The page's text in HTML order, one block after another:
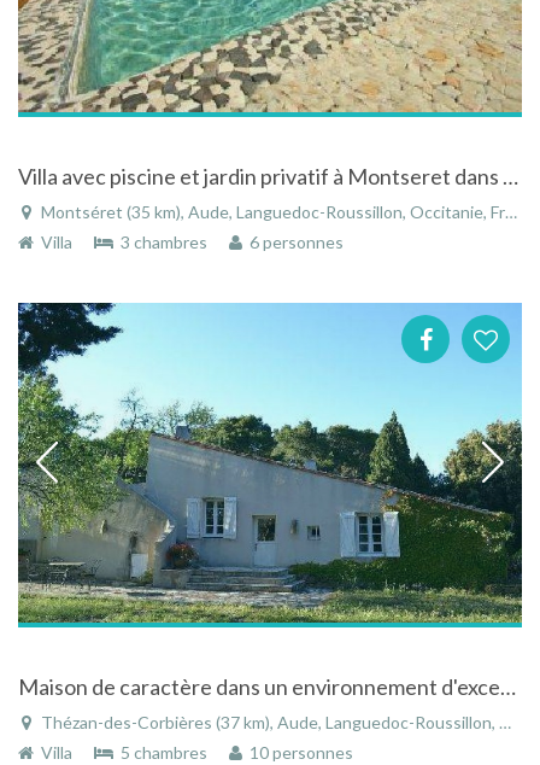
Villa avec piscine et jardin privatif à Montseret dans l'Aude/Languedoc-Roussillon
Montséret (35 km), Aude, Languedoc-Roussillon, Occitanie, France
Villa
3 chambres 6 personnes
Maison de caractère dans un environnement d'exception à Thézan-des-Corbières
Thézan-des-Corbières (37 km), Aude, Languedoc-Roussillon, Occitanie, France
Villa
5 chambres 10 personnes